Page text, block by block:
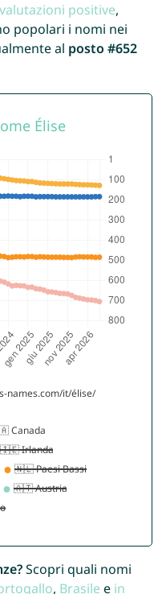
positive,
popolari i nomi nei
al posto #652
Scopri quali nomi
, Brasile e in